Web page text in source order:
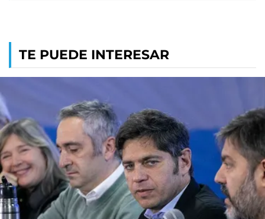
TE PUEDE INTERESAR